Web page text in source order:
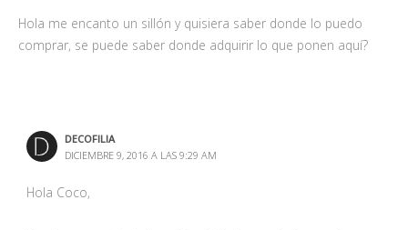
Hola me encanto un sillón y quisiera saber donde lo puedo
comprar, se puede saber donde adquirir lo que ponen aquí?
DECOFILIA
DICIEMBRE 9, 2016 A LAS 9:29 AM
Hola Coco,